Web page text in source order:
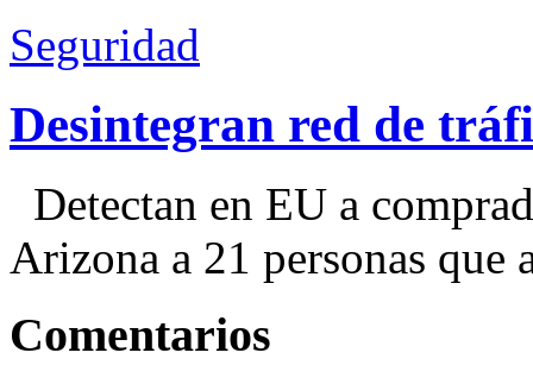
Seguridad
Desintegran red de
Detectan en EU a
Arizona a 21 personas que
Comentarios